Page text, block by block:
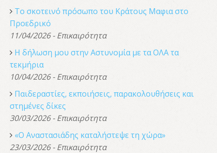
Το σκοτεινό πρόσωπο του Κράτους Μαφια στο
Προεδρικό
11/04/2026 - Επικαιρότητα
Η δήλωση μου στην Αστυνομία με τα ΟΛΑ τα
τεκμήρια
10/04/2026 - Επικαιρότητα
Παιδεραστίες, εκποιήσεις, παρακολουθήσεις και
στημένες δίκες
30/03/2026 - Επικαιρότητα
«Ο Αναστασιάδης καταλήστεψε τη χώρα»
23/03/2026 - Επικαιρότητα